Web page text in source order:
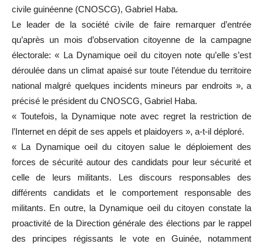
civile guinéenne (CNOSCG), Gabriel Haba.
Le leader de la société civile de faire remarquer d’entrée
qu’après un mois d’observation citoyenne de la campagne
électorale: « La Dynamique oeil du citoyen note qu’elle s’est
déroulée dans un climat apaisé sur toute l’étendue du territoire
national malgré quelques incidents mineurs par endroits », a
précisé le président du CNOSCG, Gabriel Haba.
« Toutefois, la Dynamique note avec regret la restriction de
l’Internet en dépit de ses appels et plaidoyers », a-t-il déploré.
« La Dynamique oeil du citoyen salue le déploiement des
forces de sécurité autour des candidats pour leur sécurité et
celle de leurs militants. Les discours responsables des
différents candidats et le comportement responsable des
militants. En outre, la Dynamique oeil du citoyen constate la
proactivité de la Direction générale des élections par le rappel
des principes régissants le vote en Guinée, notamment